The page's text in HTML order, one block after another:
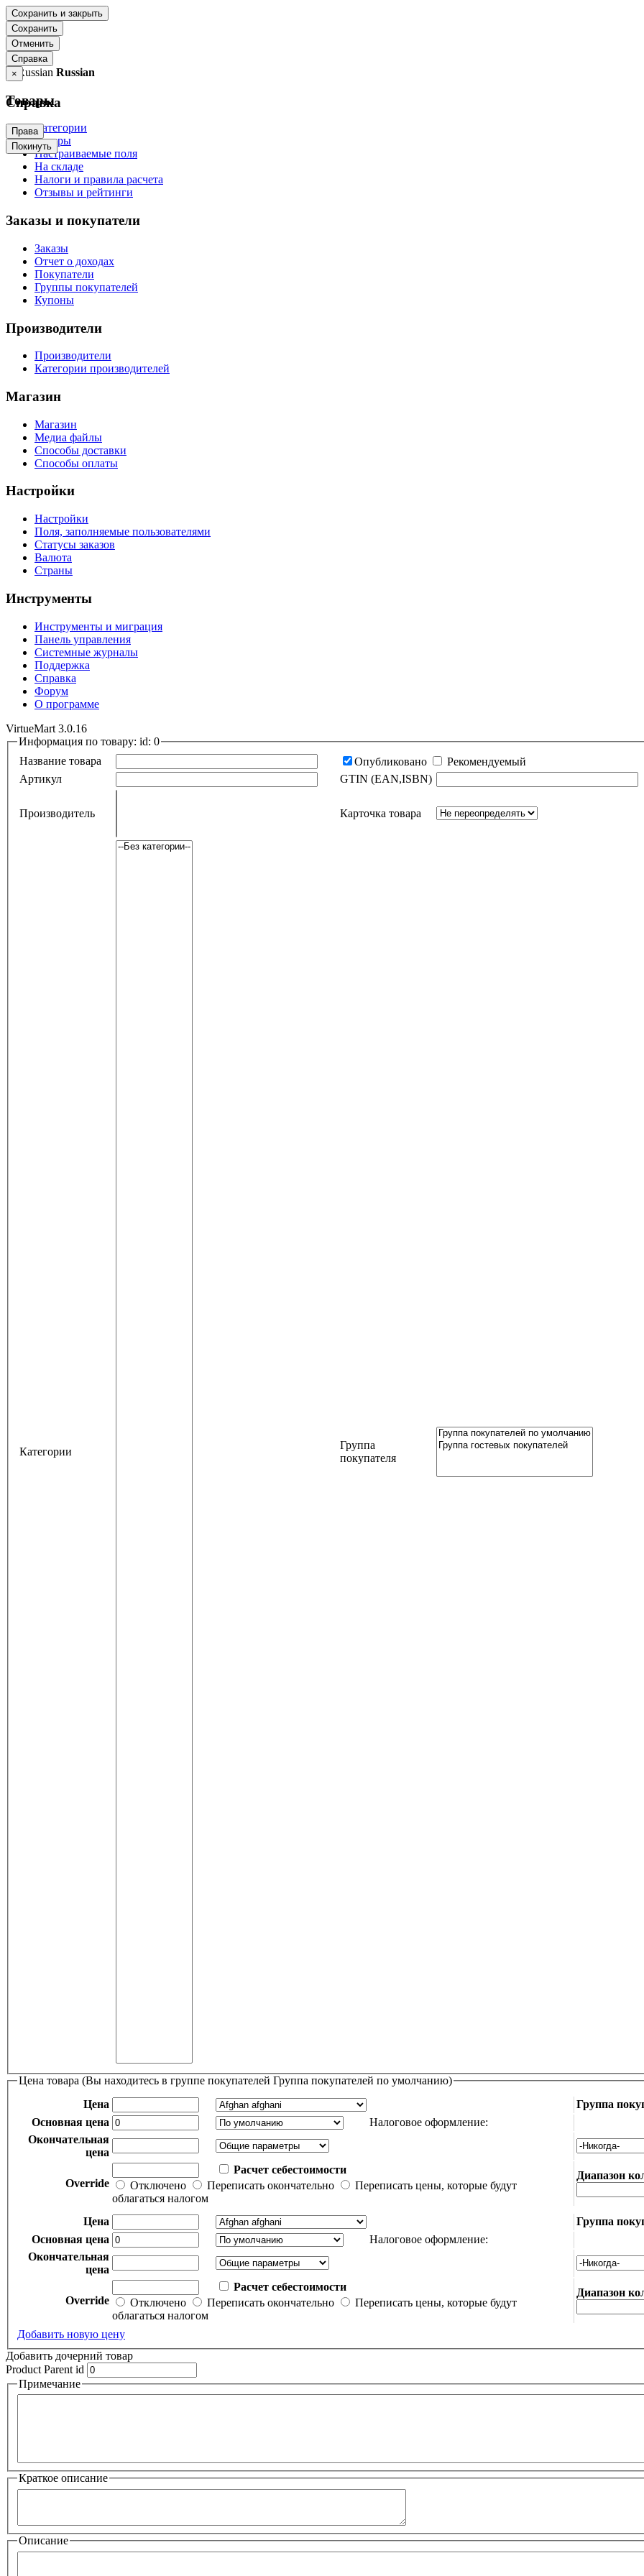
Сохранить и закрыть
Сохранить
Отменить
Справка
×
Справка
Права
Покинуть
Russian
Товары
Категории
Товары
Настраиваемые поля
На складе
Налоги и правила расчета
Отзывы и рейтинги
Заказы и покупатели
Заказы
Отчет о доходах
Покупатели
Группы покупателей
Купоны
Производители
Производители
Категории производителей
Магазин
Магазин
Медиа файлы
Способы доставки
Способы оплаты
Настройки
Настройки
Поля, заполняемые пользователями
Статусы заказов
Валюта
Страны
Инструменты
Инструменты и миграция
Панель управления
Системные журналы
Поддержка
Справка
Форум
О программе
VirtueMart 3.0.16
Информация по товару: id: 0
Название товара
Опубликовано Рекомендуемый
Артикул
GTIN (EAN,ISBN)
Производитель Карточка товара
Категории
Группа
покупателя
Цена товара (Вы находитесь в группе покупателей Группа покупателей по умолчанию)
Цена
Группа
Основная цена
Налоговое оформление:
Окончательная
цена
Override
Расчет себестоимости
Отключено
Переписать окончательно
Переписать цены, которые будут
облагаться налогом
Диапазон
Цена
Группа
Основная цена
Налоговое оформление:
Окончательная
цена
Override
Расчет себестоимости
Отключено
Переписать окончательно
Переписать цены, которые будут
облагаться налогом
Диапазон
Добавить новую цену
Добавить дочерний товар
Product Parent id
Примечание
Краткое описание
Описание